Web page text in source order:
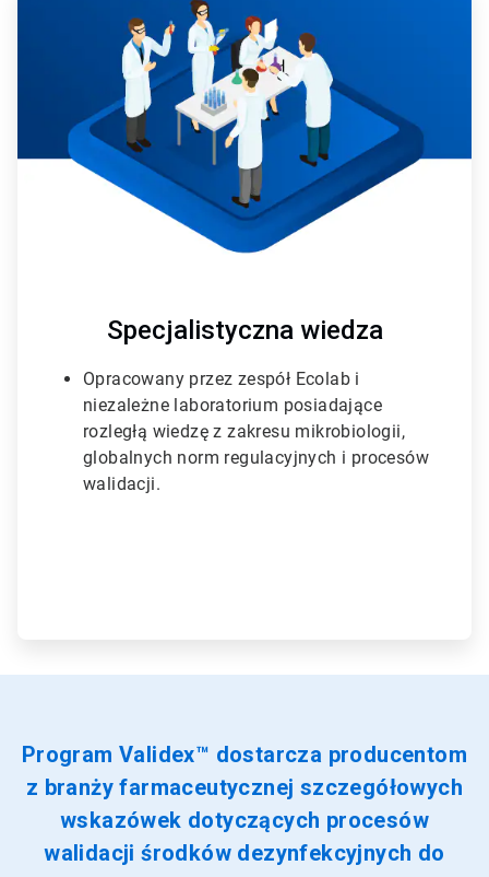
t
c
l
e
3
Specjalistyczna wiedza
Opracowany przez zespół Ecolab i
niezależne laboratorium posiadające
rozległą wiedzę z zakresu mikrobiologii,
globalnych norm regulacyjnych i procesów
walidacji.
Program Validex™ dostarcza producentom
z branży farmaceutycznej szczegółowych
wskazówek dotyczących procesów
walidacji środków dezynfekcyjnych do